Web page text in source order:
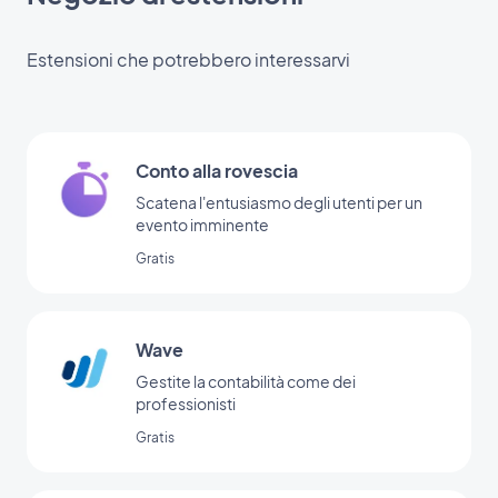
Estensioni che potrebbero interessarvi
Conto alla rovescia
Scatena l'entusiasmo degli utenti per un
evento imminente
Gratis
Wave
Gestite la contabilità come dei
professionisti
Gratis